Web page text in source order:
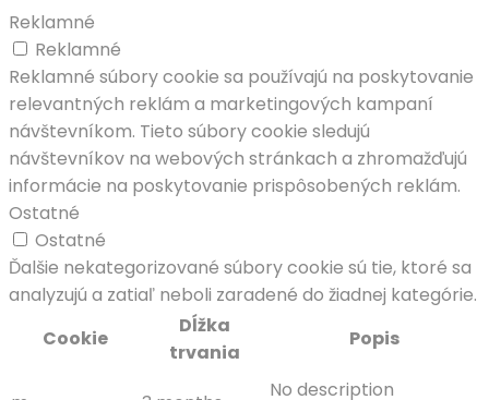
Reklamné
Reklamné
Reklamné súbory cookie sa používajú na poskytovanie
relevantných reklám a marketingových kampaní
návštevníkom. Tieto súbory cookie sledujú
návštevníkov na webových stránkach a zhromažďujú
informácie na poskytovanie prispôsobených reklám.
Ostatné
Ostatné
Ďalšie nekategorizované súbory cookie sú tie, ktoré sa
analyzujú a zatiaľ neboli zaradené do žiadnej kategórie.
Cookie
Dĺžka
trvania
Popis
No description